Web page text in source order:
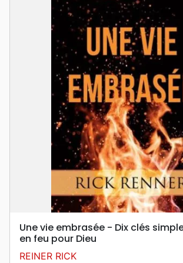
Une vie embrasée - Dix clés
en feu pour Dieu
REINER RICK